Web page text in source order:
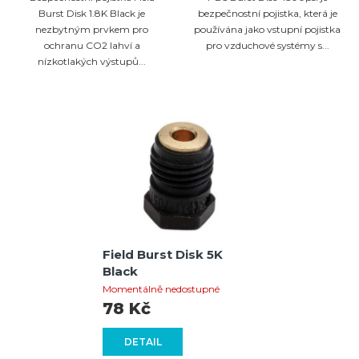
Burst Disk 1.8K Black je
nezbytným prvkem pro
ochranu CO2 lahví a
nízkotlakých výstupů...
bezpečnostní pojistka, která je
používána jako vstupní pojistka
pro vzduchové systémy s...
Field Burst Disk 5K
Black
Momentálně nedostupné
DETAIL
78 Kč